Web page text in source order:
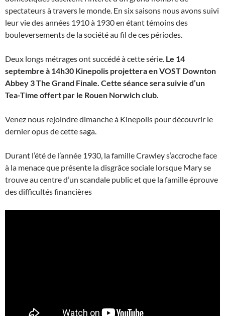
spectateurs à travers le monde. En six saisons nous avons suivi
leur vie des années 1910 à 1930 en étant témoins des
bouleversements de la société au fil de ces périodes.
Deux longs métrages ont succédé à cette série. Le 14
septembre à 14h30 Kinepolis projettera en VOST Downton
Abbey 3 The Grand Finale. Cette séance sera suivie d’un
Tea-Time offert par le Rouen Norwich club.
Venez nous rejoindre dimanche à Kinepolis pour découvrir le
dernier opus de cette saga.
Durant l’été de l’année 1930, la famille Crawley s’accroche face
à la menace que présente la disgrâce sociale lorsque Mary se
trouve au centre d’un scandale public et que la famille éprouve
des difficultés financières